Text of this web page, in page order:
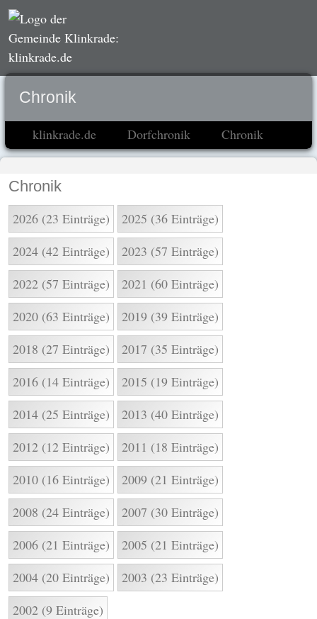
Chronik
klinkrade.de Dorfchronik Chronik
Chronik
2026 (23 Einträge)
2025 (36 Einträge)
2024 (42 Einträge)
2023 (57 Einträge)
2022 (57 Einträge)
2021 (60 Einträge)
2020 (63 Einträge)
2019 (39 Einträge)
2018 (27 Einträge)
2017 (35 Einträge)
2016 (14 Einträge)
2015 (19 Einträge)
2014 (25 Einträge)
2013 (40 Einträge)
2012 (12 Einträge)
2011 (18 Einträge)
2010 (16 Einträge)
2009 (21 Einträge)
2008 (24 Einträge)
2007 (30 Einträge)
2006 (21 Einträge)
2005 (21 Einträge)
2004 (20 Einträge)
2003 (23 Einträge)
2002 (9 Einträge)